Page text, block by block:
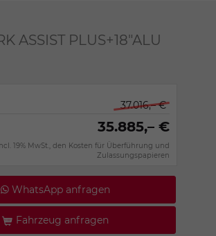
ASSIST PLUS+18"ALU
37.016,– €
35.885,– €
19% MwSt., den Kosten für Überführung und
Zulassungspapieren
WhatsApp anfragen
Fahrzeug anfragen